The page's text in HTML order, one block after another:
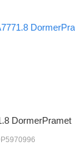
DormerPramet